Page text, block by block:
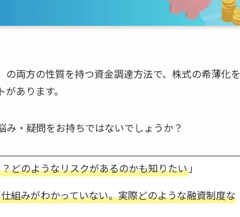
両方の性質を持つ資金調達方法で、株式の希薄化を
あります。
・疑問をお持ちではないでしょうか？
どのようなリスクがあるのかも知りたい 」
組みがわかっていない。実際どのような融資制度な